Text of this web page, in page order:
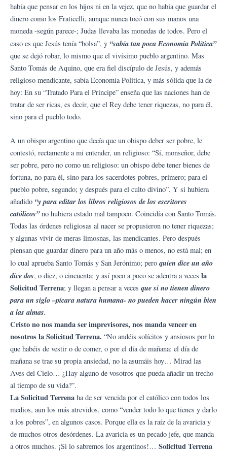
había que pensar en los hijos ni en la vejez, que no había que guardar el
dinero como los Fraticelli, aunque nunca tocó con sus manos una
moneda -según parece-; Judas llevaba las monedas de todos. Pero el
caso es que Jesús tenía “bolsa”, y “sabía tan poca Economía Política”
que se dejó robar, lo mismo que el vivísimo pueblo argentino. Mas
Santo Tomás de Aquino, que era fiel discípulo de Jesús, y además
religioso mendicante, sabía Economía Política, y más sólida que la de
hoy: En su “Tratado Para el Príncipe” enseña que las naciones han de
tratar de ser ricas, es decir, que el Rey debe tener riquezas, no para él,
sino para el pueblo todo.
A un obispo argentino que decía que un obispo deber ser pobre, le
contestó, rectamente a mi entender, un religioso: “Sí, monseñor, debe
ser pobre, pero no como un religioso: un obispo debe tener bienes de
fortuna, no para él, sino para los sacerdotes pobres, primero; para el
pueblo pobre, segundo; y después para el culto divino”. Y si hubiera
añadido “y para editar los libros religiosos de los escritores
católicos”no hubiera estado mal tampoco. Coincidía con Santo Tomás.
Todas las órdenes religiosas al nacer se propusieron no tener riquezas;
y algunas vivir de meras limosnas, las mendicantes. Pero después
piensan que guardar dinero para un año más o menos, no está mal; en
lo cual aprueba Santo Tomás y San Jerónimo; pero quien dice un año
dice dos, o diez, o cincuenta; y así poco a poco se adentra a veces la
Solicitud Terrena; y llegan a pensar a veces que si no tienen dinero
para un siglo –pícara natura humana- no pueden hacer ningún bien
a las almas.
Cristo no nos manda ser imprevisores, nos manda vencer en
nosotrosla Solicitud Terrena. “No andéis solícitos y ansiosos por lo
que habéis de vestir o de comer, o por el día de mañana: el día de
mañana se trae su propia ansiedad, no la asumáis hoy… Mirad las
Aves del Cielo… ¿Hay alguno de vosotros que pueda añadir un trecho
al tiempo de su vida?”.
La Solicitud Terrena ha de ser vencida por el católico con todos los
medios, aun los más atrevidos, como “vender todo lo que tienes y darlo
a los pobres”, en algunos casos. Porque ella es la raíz de la avaricia y
de muchos otros desórdenes. La avaricia es un pecado jefe, que manda
a otros muchos. ¡Si lo sabremos los argentinos!… Solicitud Terrena